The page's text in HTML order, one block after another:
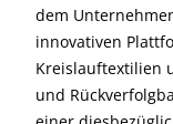
dem
innovativen
Kreislauftextilien
und